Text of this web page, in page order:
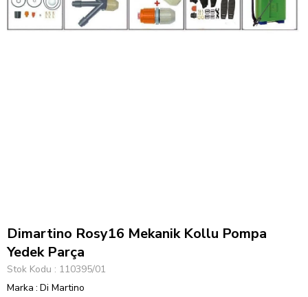
Dimartino Rosy16 Mekanik Kollu Pompa
Yedek Parça
Stok Kodu
110395/01
Marka : Di Martino